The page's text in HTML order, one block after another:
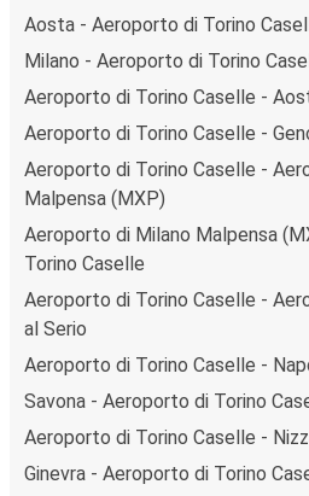
Aosta - Aeroporto di Torino
Milano - Aeroporto di Torino
Aeroporto di Torino Caselle -
Aeroporto di Torino Caselle -
Aeroporto di Torino Caselle -
Malpensa (MXP)
Aeroporto di Milano Malpensa
Torino Caselle
Aeroporto di Torino Caselle -
al Serio
Aeroporto di Torino Caselle -
Savona - Aeroporto di Torino
Aeroporto di Torino Caselle -
Ginevra - Aeroporto di Torino